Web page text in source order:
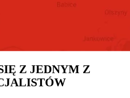
Z JEDNYM Z